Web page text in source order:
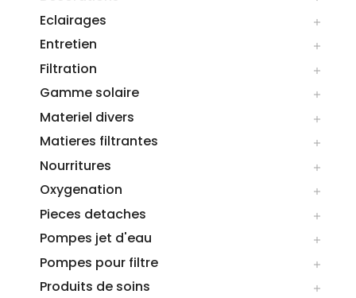
Eclairages 
Entretien 
Filtration 
Gamme solaire 
Materiel divers 
Matieres filtrantes 
Nourritures 
Oxygenation 
Pieces detaches 
Pompes jet d'eau 
Pompes pour filtre 
Produits de soins 